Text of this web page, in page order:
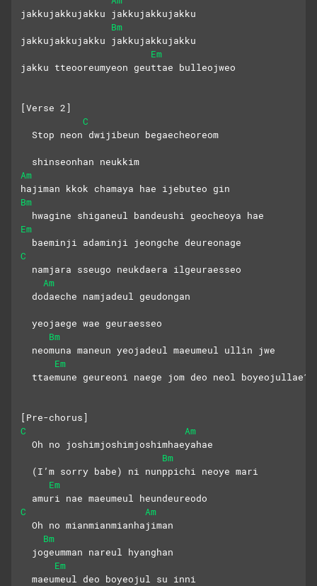
jakkujakkujakku jakkujakkujakku
Bm
jakkujakkujakku jakkujakkujakku
Em
jakku tteooreumyeon geuttae bulleojweo
[Verse 2]
C
  Stop neon dwijibeun begaecheoreom
  shinseonhan neukkim
Am
hajiman kkok chamaya hae ijebuteo gin
Bm
  hwagine shiganeul bandeushi geocheoya hae
Em
  baeminji adaminji jeongche deureonage
C
  namjara sseugo neukdaera ilgeuraesseo
Am
  dodaeche namjadeul geudongan
  yeojaege wae geuraesseo
Bm
  neomuna maneun yeojadeul maeumeul ullin jwe
Em
  ttaemune geureoni naege jom deo neol boyeojullae?
[Pre-chorus]
C
Am
  Oh no joshimjoshimjoshimhaeyahae
Bm
  (I’m sorry babe) ni nunppichi neoye mari
Em
  amuri nae maeumeul heundeureodo
C
Am
  Oh no mianmianmianhajiman
Bm
  jogeumman nareul hyanghan
Em
  maeumeul deo boyeojul su inni